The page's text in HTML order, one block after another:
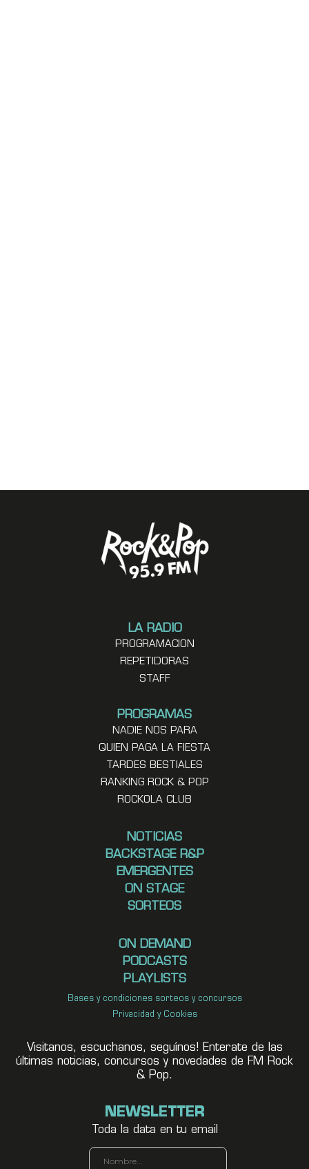
LA RADIO
PROGRAMACION
REPETIDORAS
STAFF
PROGRAMAS
NADIE NOS PARA
QUIEN PAGA LA FIESTA
TARDES BESTIALES
RANKING ROCK & POP
ROCKOLA CLUB
NOTICIAS
BACKSTAGE R&P
EMERGENTES
ON STAGE
SORTEOS
ON DEMAND
PODCASTS
PLAYLISTS
Bases y condiciones sorteos y concursos
Privacidad y Cookies
Visitanos, escuchanos, seguínos! Enterate de las
últimas noticias, concursos y novedades de FM Rock
& Pop.
NEWSLETTER
Toda la data en tu email